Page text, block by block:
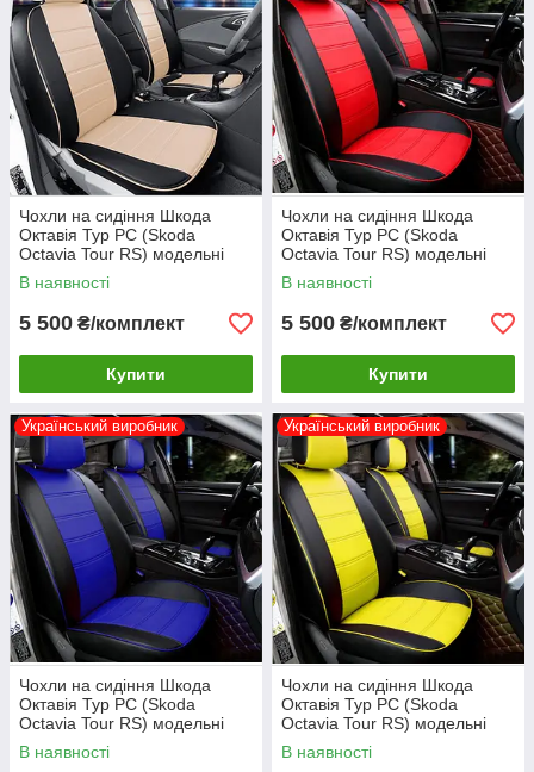
Чохли на сидіння Шкода
Октавія Тур РС (Skoda
Octavia Tour RS) модельні
MAX-N з екошкіри Чорно-
бежевий
В наявності
5 500 ₴/комплект
Купити
Чохли на сидіння Шкода
Октавія Тур РС (Skoda
Octavia Tour RS) модельні
MAX-N з екошкіри Чорно-
червоний
В наявності
5 500 ₴/комплект
Купити
Український виробник
Чохли на сидіння Шкода
Октавія Тур РС (Skoda
Octavia Tour RS) модельні
MAX-N з екошкіри Чорно-
синій
В наявності
Український виробник
Чохли на сидіння Шкода
Октавія Тур РС (Skoda
Octavia Tour RS) модельні
MAX-N з екошкіри Чорно-
жовтий
В наявності